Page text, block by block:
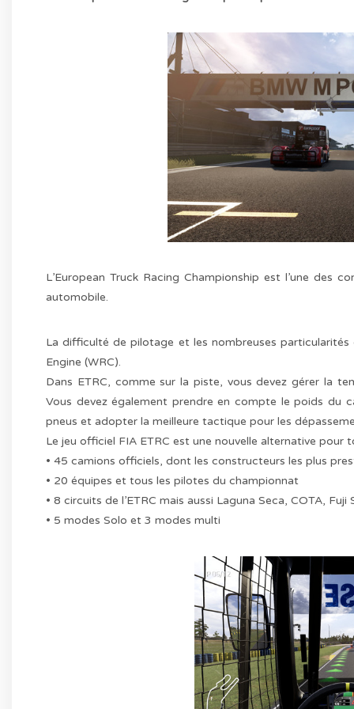
L’European Truck Racing Championship est l’une des
automobile.
La difficulté de pilotage et les nombreuses
Engine (WRC).
Dans ETRC, comme sur la piste, vous devez gérer la
Vous devez également prendre en compte le poids du
pneus et adopter la meilleure tactique pour les
Le jeu officiel FIA ETRC est une nouvelle alternative pour
• 45 camions officiels, dont les constructeurs les plus
• 20 équipes et tous les pilotes du championnat
• 8 circuits de l’ETRC mais aussi Laguna Seca, COTA,
• 5 modes Solo et 3 modes multi